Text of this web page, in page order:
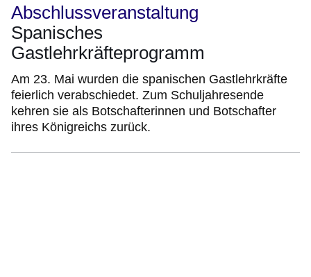
Abschlussveranstaltung
Spanisches
Gastlehrkräfteprogramm
Am 23. Mai wurden die spanischen Gastlehrkräfte
feierlich verabschiedet. Zum Schuljahresende
kehren sie als Botschafterinnen und Botschafter
ihres Königreichs zurück.